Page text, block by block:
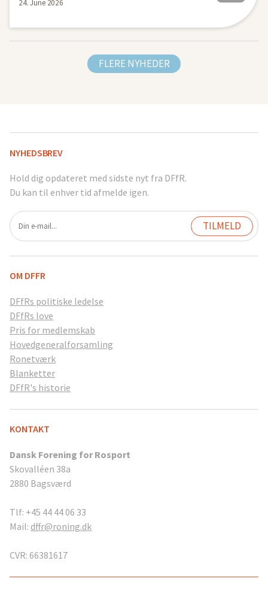
24. June 2026
FLERE NYHEDER
NYHEDSBREV
Hold dig opdateret med sidste nyt fra DFfR.
Du kan til enhver tid afmelde igen.
OM DFFR
DFfRs politiske ledelse
DFfRs love
Pris for medlemskab
Hovedgeneralforsamling
Ronetværk
Blanketter
DFfR's historie
KONTAKT
Dansk Forening for Rosport
Skovalléen 38a
2880 Bagsværd
Tlf: +45 44 44 06 33
Mail: dffr@roning.dk
CVR: 66381617